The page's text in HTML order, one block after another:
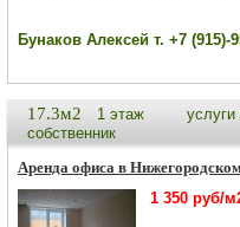
Бунаков Алексей т. +7 (915)-
17.3м2 1 этаж
услуги
собственник
Аренда офиса в
1 350 руб/